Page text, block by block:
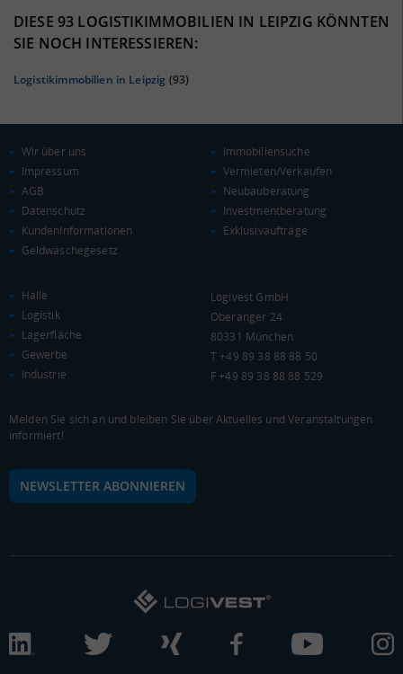
40%
KAUFKRAFT
Euro pro Kopf
(Landkreis / Kreisfreie Stadt)
KAUFKRAFT - EURO PRO KOPF
0 € 20.000 € 40.000 €
Bundesland
(LANDKREIS / KREISFREIE STADT)
Gesamt BIP je Erwerbstätigen BIP je Einwohner
DIESE 93 LOGISTIKIMMOBILIEN IN LEIPZIG KÖNNTEN
SIE NOCH INTERESSIEREN:
Logistikimmobilien in Leipzig (93)
Wir über uns
Impressum
AGB
Datenschutz
KundenInformationen
Geldwäschegesetz
Immobiliensuche
Vermieten/Verkaufen
Neubauberatung
Investmentberatung
Exklusivaufträge
Halle
Logistik
Lagerfläche
Gewerbe
Industrie
Logivest GmbH
Oberanger 24
80331 München
T +49 89 38 88 88 50
F +49 89 38 88 88 529
Melden Sie sich an und bleiben Sie über Aktuelles und Veranstaltungen
informiert!
NEWSLETTER ABONNIEREN